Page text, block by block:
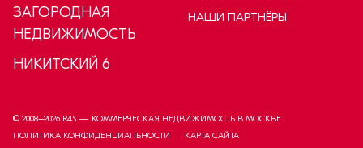
ЗАГОРОДНАЯ
НЕДВИЖИМОСТЬ
НИКИТСКИЙ 6
НАШИ ПАРТНЁРЫ
© 2008–2026 R4S — КОММЕРЧЕСКАЯ НЕДВИЖИМОСТЬ В МОСКВЕ
ПОЛИТИКА КОНФИДЕНЦИАЛЬНОСТИ
КАРТА САЙТА